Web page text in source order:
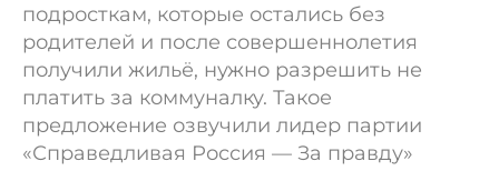
подросткам, которые остались без
родителей и после совершеннолетия
получили жильё, нужно разрешить не
платить за коммуналку. Такое
предложение озвучили лидер партии
«Справедливая Россия — За правду»